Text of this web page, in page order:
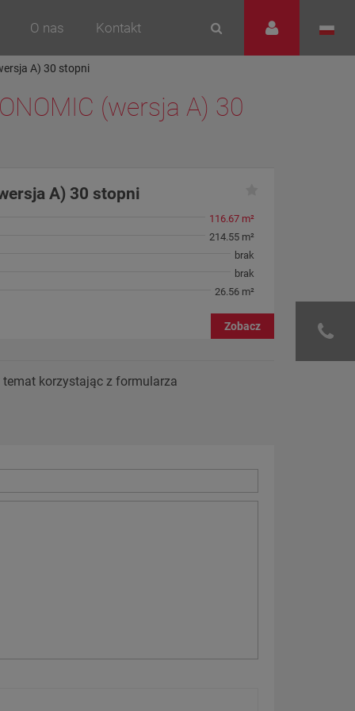
O nas Kontakt
A) 30 stopni
(wersja A) 30
A) 30 stopni
116.67 m²
214.55 m²
brak
brak
26.56 m²
Zobacz
korzystając z formularza